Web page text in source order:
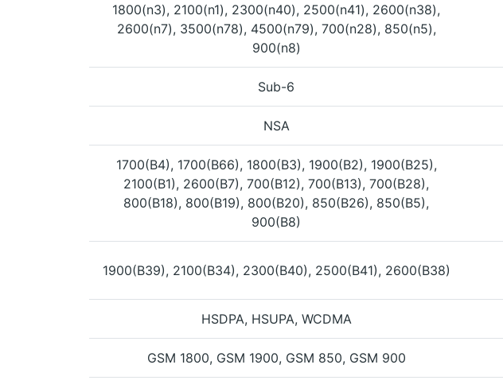
1800(n3), 2100(n1), 2300(n40), 2500(n41), 2600(n38),
2600(n7), 3500(n78), 4500(n79), 700(n28), 850(n5),
900(n8)
Sub-6
NSA
1700(B4), 1700(B66), 1800(B3), 1900(B2), 1900(B25),
2100(B1), 2600(B7), 700(B12), 700(B13), 700(B28),
800(B18), 800(B19), 800(B20), 850(B26), 850(B5),
900(B8)
1900(B39), 2100(B34), 2300(B40), 2500(B41), 2600(B38)
HSDPA, HSUPA, WCDMA
GSM 1800, GSM 1900, GSM 850, GSM 900